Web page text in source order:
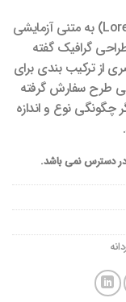
لورم ایپسوم یا طرح‌نما (به انگلیسی: Lorem ipsum) به متنی آزمایشی
گرافیک گفته
از ترکیب بندی برای
طرح سفارش گرفته
چگونگی نوع و اندازه
دسترس نمی باشد.